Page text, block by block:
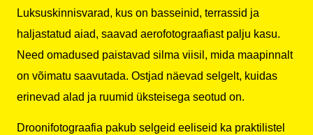
Luksuskinnisvarad, kus on basseinid, terrassid ja
haljastatud aiad, saavad aerofotograafiast palju kasu.
Need omadused paistavad silma viisil, mida maapinnalt
on võimatu saavutada. Ostjad näevad selgelt, kuidas
erinevad alad ja ruumid üksteisega seotud on.
Droonifotograafia pakub selgeid eeliseid ka praktilistel